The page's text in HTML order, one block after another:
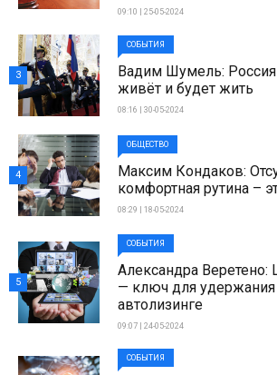
09:10 | 25-05-2024
СОБЫТИЯ
Вадим Шумель:
живёт и будет жить
08:16 | 30-05-2024
3
ОБЩЕСТВО
Максим Кондаков:
комфортная рутина –
08:29 | 18-05-2024
4
СОБЫТИЯ
Александра
— ключ для удержания
автолизинге
09:07 | 24-05-2024
5
СОБЫТИЯ